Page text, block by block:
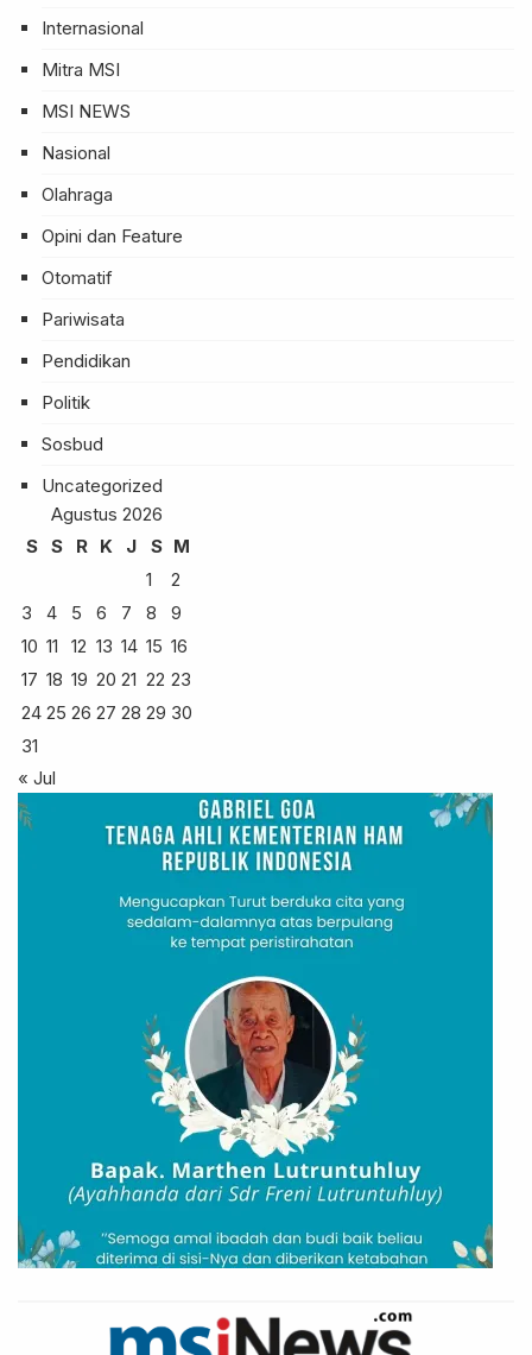
Internasional
Mitra MSI
MSI NEWS
Nasional
Olahraga
Opini dan Feature
Otomatif
Pariwisata
Pendidikan
Politik
Sosbud
Uncategorized
Agustus 2026
S
S R K J S M
1
2
3
4 5 6 7 8
9
10 11 12 13 14 15 16
17 18 19 20 21 22 23
24 25 26 27 28 29 30
31
« Jul